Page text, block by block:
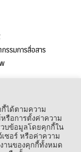
รรมการสื่อสาร
ได้ตามความ
รือการตั้งค่าความ
วบข้อมูลโดยคุกกี้ใน
ซอร์ หรือค่าความ
านของคุกกี้ทั้งหมด